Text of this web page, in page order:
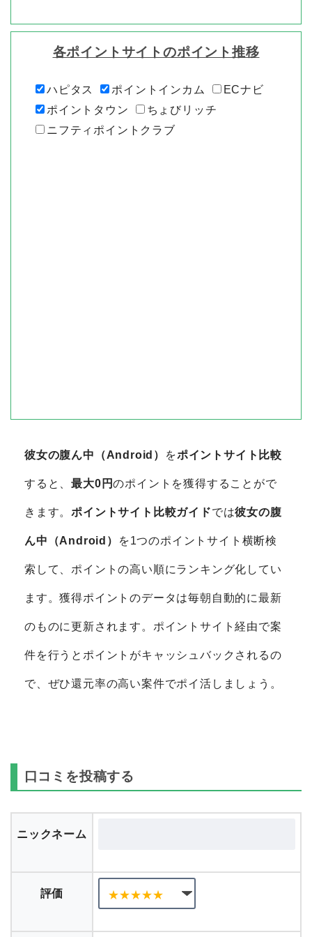
各ポイントサイトのポイント推移
ハピタス ポイントインカム
ECナビ
ポイントタウン
ちょびリッチ
ニフティポイントクラブ
彼女の腹ん中（Android） をポイントサイト比較
すると、最大0円のポイントを獲得することがで
きます。ポイントサイト比較ガイドでは彼女の腹
ん中（Android） を1つのポイントサイト横断検
索して、ポイントの高い順にランキング化してい
ます。獲得ポイントのデータは毎朝自動的に最新
のものに更新されます。ポイントサイト経由で案
件を行うとポイントがキャッシュバックされるの
で、ぜひ還元率の高い案件でポイ活しましょう。
口コミを投稿する
ニックネーム
評価